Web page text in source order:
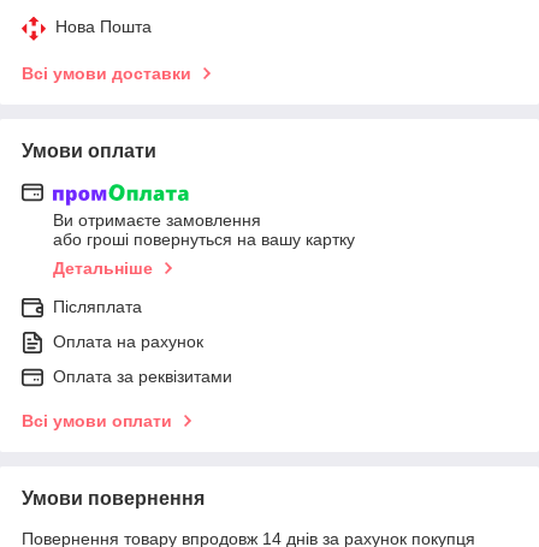
Нова Пошта
Всі умови доставки
Умови оплати
Ви отримаєте замовлення
або гроші повернуться на вашу картку
Детальніше
Післяплата
Оплата на рахунок
Оплата за реквізитами
Всі умови оплати
Умови повернення
Повернення товару впродовж 14 днів за рахунок покупця